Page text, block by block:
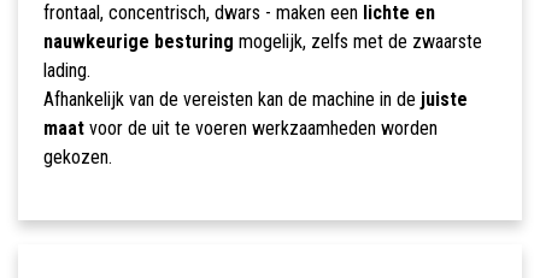
frontaal, concentrisch, dwars - maken een lichte en
nauwkeurige besturing mogelijk, zelfs met de zwaarste
lading.
Afhankelijk van de vereisten kan de machine in de juiste
maatvoor de uit te voeren werkzaamheden worden
gekozen.